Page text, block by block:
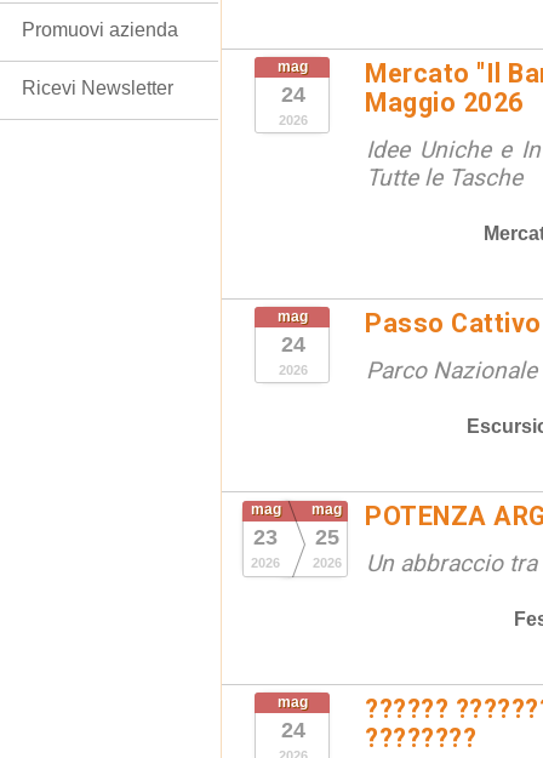
mag
24
2026
Mercato "Il
Maggio 2026
Idee Uniche e
Tutte le Tasche
mag
24
2026
Passo
Parco
mag
23
2026
mag
25
2026
POTENZA
Un abbraccio
mag
24
??????
????????
Promuovi azienda
Ricevi Newsletter